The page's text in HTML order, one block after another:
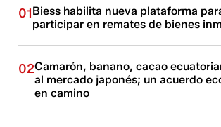
01Biess habilita nueva plataforma
participar en remates de bienes
02Camarón, banano, cacao
al mercado japonés; un acuerdo
en camino